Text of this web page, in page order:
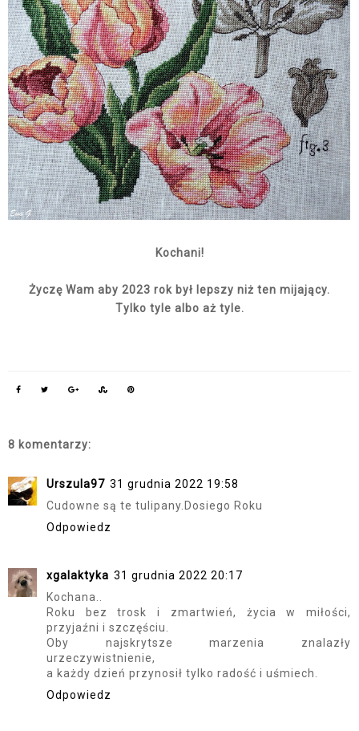
Kochani!
Życzę Wam aby 2023 rok był lepszy niż ten mijający.
Tylko tyle albo aż tyle.
8 komentarzy:
Urszula97 31 grudnia 2022 19:58
Cudowne są te tulipany.Dosiego Roku
Odpowiedz
xgalaktyka 31 grudnia 2022 20:17
Kochana..
Roku bez trosk i zmartwień, życia w miłości,
przyjaźni i szczęściu.
Oby najskrytsze marzenia znalazły
urzeczywistnienie,
a każdy dzień przynosił tylko radość i uśmiech.
Odpowiedz